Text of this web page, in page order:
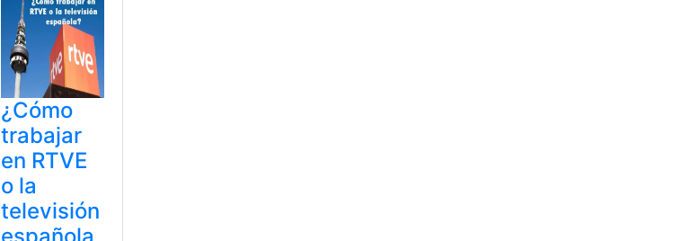
¿Cómo
trabajar
en RTVE
o la
televisión
española